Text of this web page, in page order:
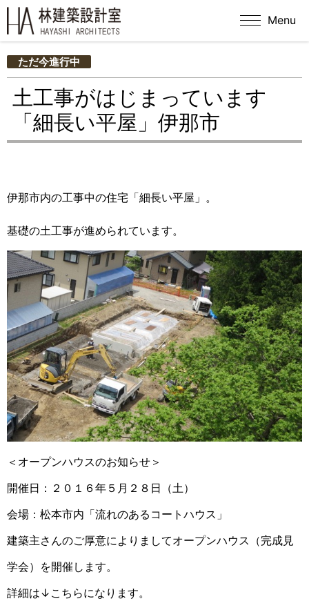
Menu
ただ今進行中
土工事がはじまっています
「細長い平屋」伊那市
伊那市内の工事中の住宅「細長い平屋」。
基礎の土工事が進められています。
＜オープンハウスのお知らせ＞
開催日：２０１６年５月２８日（土）
会場：松本市内「流れのあるコートハウス」
建築主さんのご厚意によりましてオープンハウス（完成見
学会）を開催します。
詳細は↓こちらになります。